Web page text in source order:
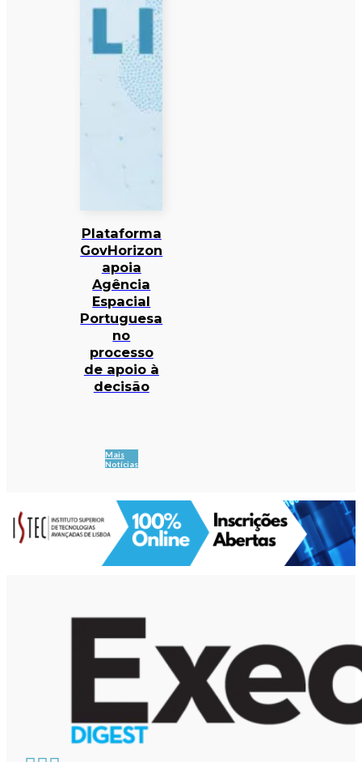
Plataforma
GovHorizon
apoia
Agência
Espacial
Portuguesa
no
processo
de apoio à
decisão
Mais
Notícias